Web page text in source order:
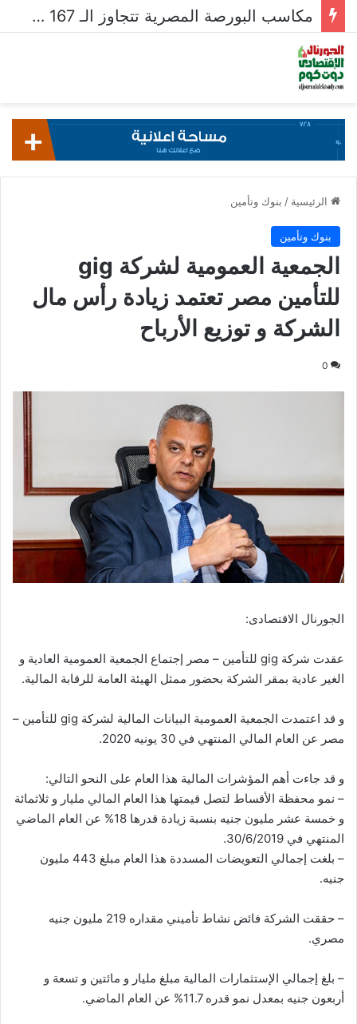
مكاسب البورصة المصرية تتجاوز الـ 167 مليار جنيه خلال أسبوع
الرئيسية / بنوك وتأمين
بنوك وتأمين
الجمعية العمومية لشركة gig
للتأمين مصر تعتمد زيادة رأس مال
الشركة و توزيع الأرباح
0
الجورنال الاقتصادى:
عقدت شركة gig للتأمين – مصر إجتماع الجمعية العمومية العادية و
الغير عادية بمقر الشركة بحضور ممثل الهيئة العامة للرقابة المالية.
و قد اعتمدت الجمعية العمومية البيانات المالية لشركة gig للتأمين –
مصر عن العام المالي المنتهي في 30 يونيه 2020.
و قد جاءت أهم المؤشرات المالية هذا العام على النحو التالي:
– نمو محفظة الأقساط لتصل قيمتها هذا العام المالي مليار و ثلاثمائة
و خمسة عشر مليون جنيه بنسبة زيادة قدرها 18% عن العام الماضي
المنتهي في 30/6/2019.
– بلغت إجمالي التعويضات المسددة هذا العام مبلغ 443 مليون
جنيه.
– حققت الشركة فائض نشاط تأميني مقداره 219 مليون جنيه
مصري.
– بلغ إجمالي الإستثمارات المالية مبلغ مليار و مائتين و تسعة و
أربعون جنيه بمعدل نمو قدره 11.7% عن العام الماضي.